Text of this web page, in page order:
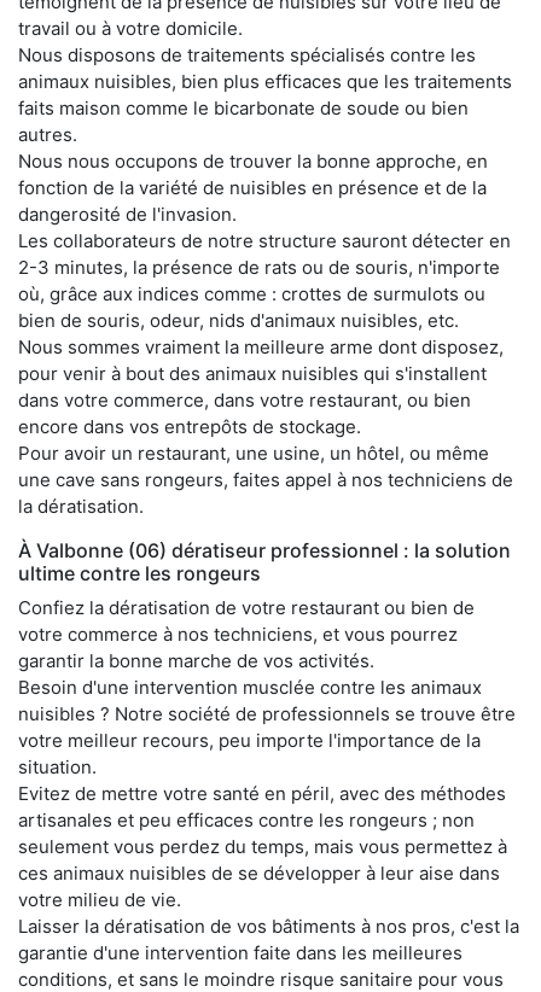
travail ou à votre domicile.
Nous disposons de traitements spécialisés contre les
animaux nuisibles, bien plus efficaces que les traitements
faits maison comme le bicarbonate de soude ou bien
autres.
Nous nous occupons de trouver la bonne approche, en
fonction de la variété de nuisibles en présence et de la
dangerosité de l'invasion.
Les collaborateurs de notre structure sauront détecter en
2-3 minutes, la présence de rats ou de souris, n'importe
où, grâce aux indices comme : crottes de surmulots ou
bien de souris, odeur, nids d'animaux nuisibles, etc.
Nous sommes vraiment la meilleure arme dont disposez,
pour venir à bout des animaux nuisibles qui s'installent
dans votre commerce, dans votre restaurant, ou bien
encore dans vos entrepôts de stockage.
Pour avoir un restaurant, une usine, un hôtel, ou même
une cave sans rongeurs, faites appel à nos techniciens de
la dératisation.
À Valbonne (06) dératiseur professionnel : la solution
ultime contre les rongeurs
Confiez la dératisation de votre restaurant ou bien de
votre commerce à nos techniciens, et vous pourrez
garantir la bonne marche de vos activités.
Besoin d'une intervention musclée contre les animaux
nuisibles ? Notre société de professionnels se trouve être
votre meilleur recours, peu importe l'importance de la
situation.
Evitez de mettre votre santé en péril, avec des méthodes
artisanales et peu efficaces contre les rongeurs ; non
seulement vous perdez du temps, mais vous permettez à
ces animaux nuisibles de se développer à leur aise dans
votre milieu de vie.
Laisser la dératisation de vos bâtiments à nos pros, c'est la
garantie d'une intervention faite dans les meilleures
conditions, et sans le moindre risque sanitaire pour vous